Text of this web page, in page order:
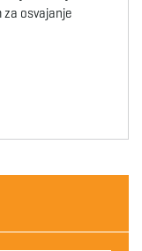
osvajanje